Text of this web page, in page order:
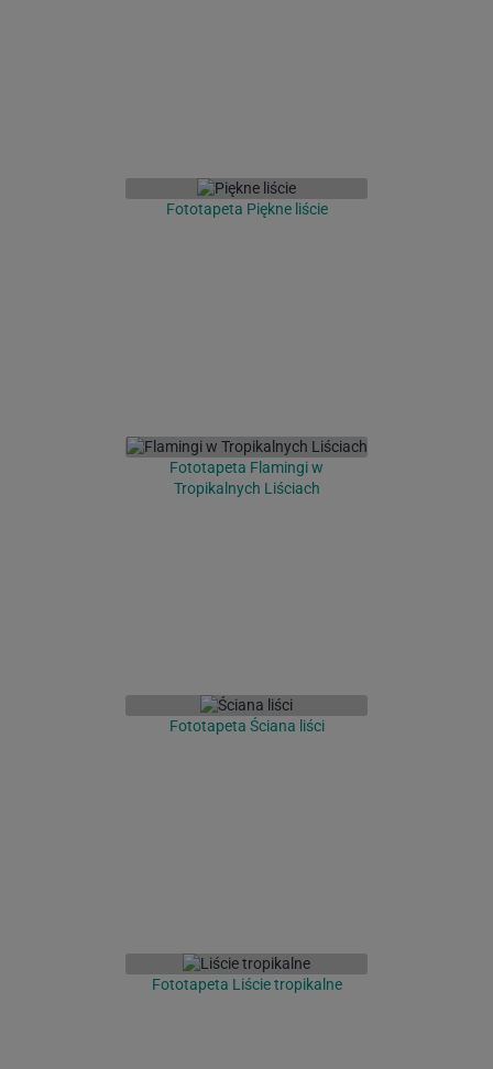
Fototapeta Piękne liście
Fototapeta Flamingi w
Tropikalnych Liściach
Fototapeta Ściana liści
Fototapeta Liście tropikalne